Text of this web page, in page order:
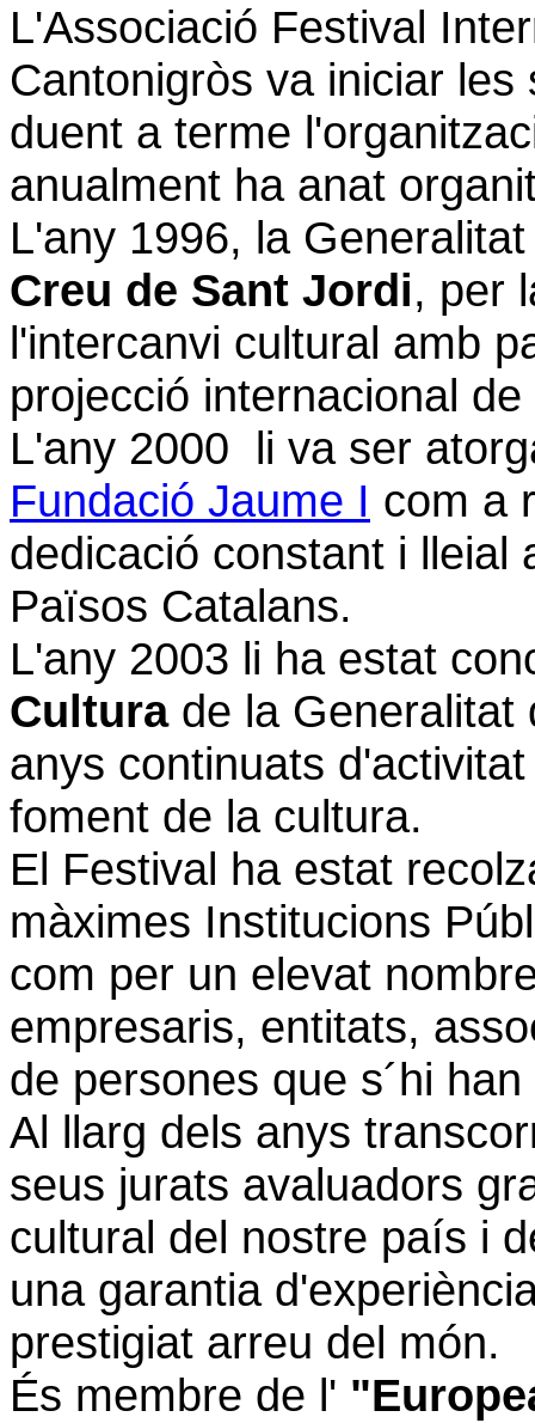
L'Associació Festival
Cantonigròs va iniciar
duent a terme
anualment ha anat
L'any 1996, la
Creu de Sant Jordi, per
l'intercanvi cultural amb
projecció internacional
L'any 2000 li va ser
Fundació Jaume I com a
dedicació constant i lleial
Països Catalans.
L'any 2003 li ha estat
Culturade la Generalitat
anys continuats
foment de la cultura.
El Festival ha estat
màximes Institucions
com per un elevat
empresaris, entitats,
de persones que s´hi
Al llarg dels anys
seus jurats avaluadors
cultural del nostre país i
una garantia
prestigiat arreu del món.
És membre de l'